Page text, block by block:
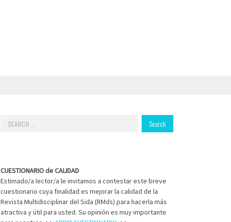
Search
for:
CUESTIONARIO de CALIDAD
Estimado/a lector/a le invitamos a contestar este breve
cuestionario cuya finalidad es mejorar la calidad de la
Revista Multidisciplinar del Sida (RMds) para hacerla más
atractiva y útil para usted. Su opinión es muy importante